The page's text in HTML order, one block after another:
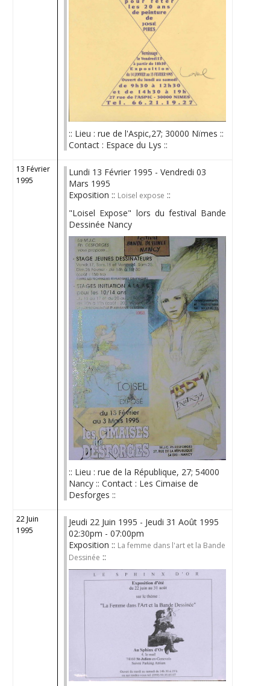
:: Lieu : rue de l'Aspic,27; 30000 Nïmes ::
Contact : Espace du Lys ::
13 Février
1995
Lundi 13 Février 1995 - Vendredi 03
Mars 1995
Exposition :: Loisel expose ::
"Loisel Expose" lors du festival Bande
Dessinée Nancy
:: Lieu : rue de la République, 27; 54000
Nancy :: Contact : Les Cimaise de
Desforges ::
22 Juin
1995
Jeudi 22 Juin 1995 - Jeudi 31 Août 1995
02:30pm - 07:00pm
Exposition :: La femme dans l'art et la Bande
Dessinée ::